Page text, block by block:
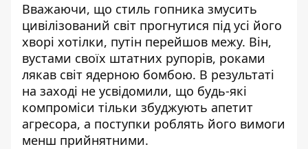
Вважаючи, що стиль гопника змусить
цивілізований світ прогнутися під усі його
хворі хотілки, путін перейшов межу. Він,
вустами своїх штатних рупорів, роками
лякав світ ядерною бомбою. В результаті
на заході не усвідомили, що будь-які
компроміси тільки збуджують апетит
агресора, а поступки роблять його вимоги
менш прийнятними.